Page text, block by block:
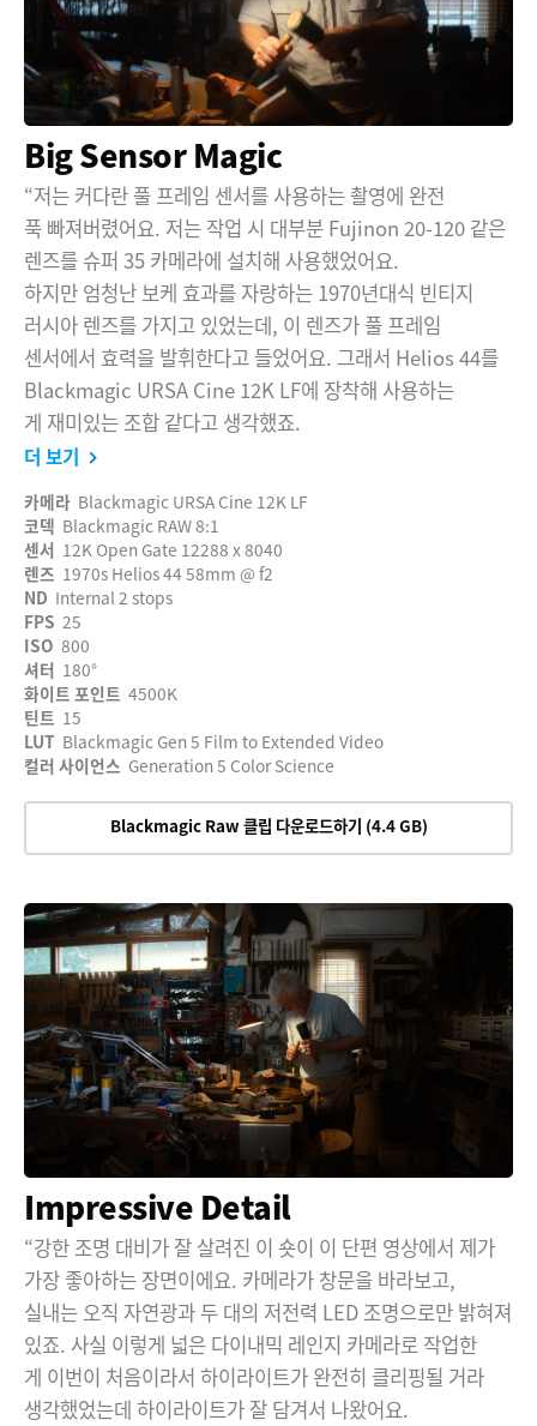
Big Sensor Magic
“저는 커다란 풀 프레임 센서를 사용하는 촬영에 완전
푹 빠져버렸어요. 저는 작업 시 대부분 Fujinon 20-120 같은
렌즈를 슈퍼 35 카메라에 설치해 사용했었어요.
하지만 엄청난 보케 효과를 자랑하는 1970년대식 빈티지
러시아 렌즈를 가지고 있었는데, 이 렌즈가 풀 프레임
센서에서 효력을 발휘한다고 들었어요. 그래서 Helios 44를
Blackmagic URSA Cine 12K LF에 장착해 사용하는
게 재미있는 조합 같다고 생각했죠.
더 보기
카메라 Blackmagic URSA Cine 12K LF
코덱 Blackmagic RAW 8:1
센서 12K Open Gate 12288 x 8040
렌즈 1970s Helios 44 58mm @ f2
ND Internal 2 stops
FPS 25
ISO 800
셔터 180°
화이트 포인트 4500K
틴트 15
LUT Blackmagic Gen 5 Film to Extended Video
컬러 사이언스 Generation 5 Color Science
Blackmagic Raw 클립 다운로드하기 (4.4 GB)
Impressive Detail
“강한 조명 대비가 잘 살려진 이 숏이 이 단편 영상에서 제가
가장 좋아하는 장면이에요. 카메라가 창문을 바라보고,
실내는 오직 자연광과 두 대의 저전력 LED 조명으로만 밝혀져
있죠. 사실 이렇게 넓은 다이내믹 레인지 카메라로 작업한
게 이번이 처음이라서 하이라이트가 완전히 클리핑될 거라
생각했었는데 하이라이트가 잘 담겨서 나왔어요.